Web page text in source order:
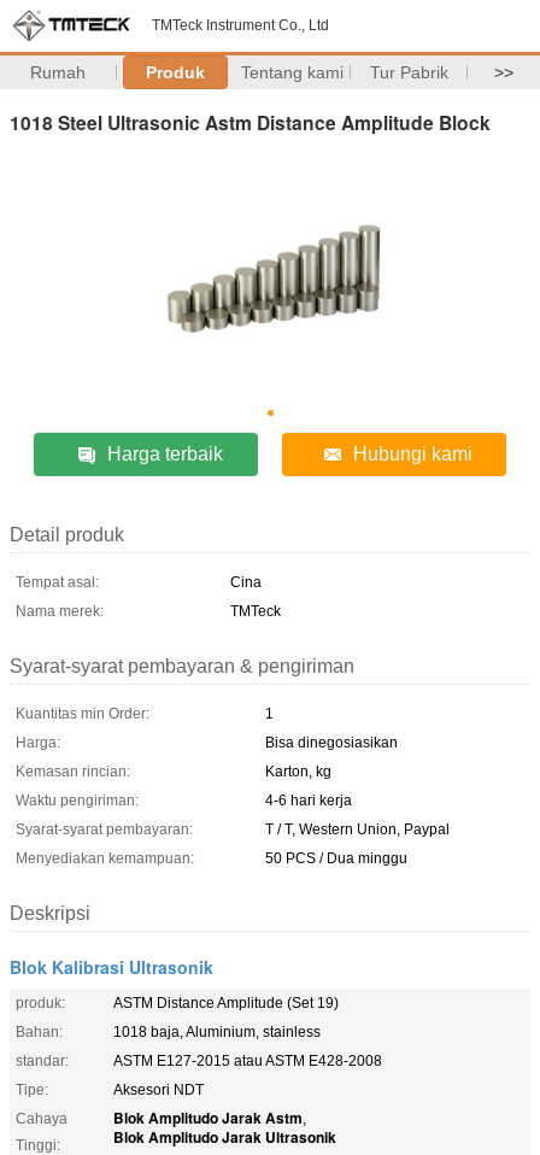
TMTeck Instrument Co., Ltd
Rumah Produk Tentang kami Tur Pabrik >>
1018 Steel Ultrasonic Astm Distance Amplitude Block
Harga terbaik Hubungi kami
Detail produk
Tempat asal:
Cina
Nama merek:
TMTeck
Syarat-syarat pembayaran & pengiriman
Kuantitas min Order:
1
Harga:
Bisa dinegosiasikan
Kemasan rincian:
Karton, kg
Waktu pengiriman:
4-6 hari kerja
Syarat-syarat pembayaran:
T / T, Western Union, Paypal
Menyediakan kemampuan:
50 PCS / Dua minggu
Deskripsi
Blok Kalibrasi Ultrasonik
produk:
ASTM Distance Amplitude (Set 19)
Bahan:
1018 baja, Aluminium, stainless
standar:
ASTM E127-2015 atau ASTM E428-2008
Tipe:
Aksesori NDT
Cahaya
Tinggi:
Blok Amplitudo Jarak Astm,
Blok Amplitudo Jarak Ultrasonik